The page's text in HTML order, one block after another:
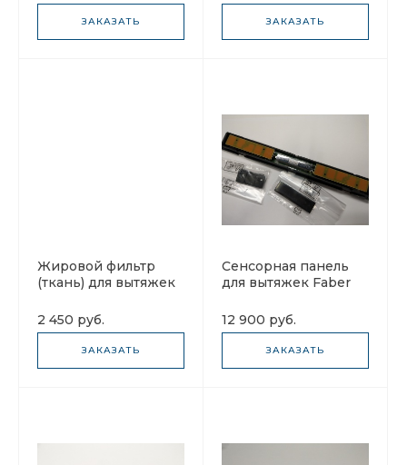
ЗАКАЗАТЬ ЗАКАЗАТЬ
Жировой фильтр
(ткань) для вытяжек
453X1140
2 450 руб.
ЗАКАЗАТЬ
Сенсорная панель
для вытяжек Faber
12 900 руб.
ЗАКАЗАТЬ